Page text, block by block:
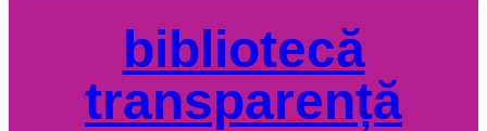
bibliotecă
transparență